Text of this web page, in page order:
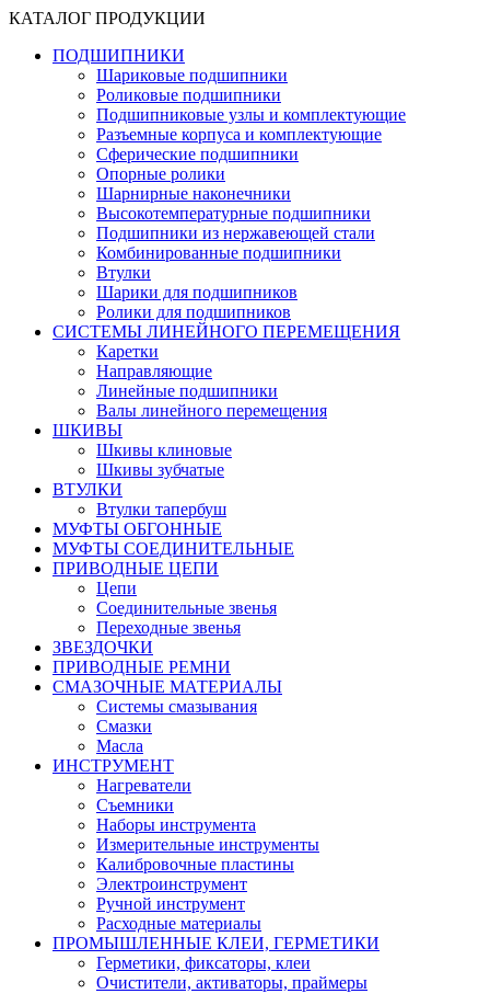
КАТАЛОГ ПРОДУКЦИИ
ПОДШИПНИКИ
Шариковые подшипники
Роликовые подшипники
Подшипниковые узлы и комплектующие
Разъемные корпуса и комплектующие
Сферические подшипники
Опорные ролики
Шарнирные наконечники
Высокотемпературные подшипники
Подшипники из нержавеющей стали
Комбинированные подшипники
Втулки
Шарики для подшипников
Ролики для подшипников
СИСТЕМЫ ЛИНЕЙНОГО ПЕРЕМЕЩЕНИЯ
Каретки
Направляющие
Линейные подшипники
Валы линейного перемещения
ШКИВЫ
Шкивы клиновые
Шкивы зубчатые
ВТУЛКИ
Втулки тапербуш
МУФТЫ ОБГОННЫЕ
МУФТЫ СОЕДИНИТЕЛЬНЫЕ
ПРИВОДНЫЕ ЦЕПИ
Цепи
Соединительные звенья
Переходные звенья
ЗВЕЗДОЧКИ
ПРИВОДНЫЕ РЕМНИ
СМАЗОЧНЫЕ МАТЕРИАЛЫ
Системы смазывания
Смазки
Масла
ИНСТРУМЕНТ
Нагреватели
Съемники
Наборы инструмента
Измерительные инструменты
Калибровочные пластины
Электроинструмент
Ручной инструмент
Расходные материалы
ПРОМЫШЛЕННЫЕ КЛЕИ, ГЕРМЕТИКИ
Герметики, фиксаторы, клеи
Очистители, активаторы, праймеры